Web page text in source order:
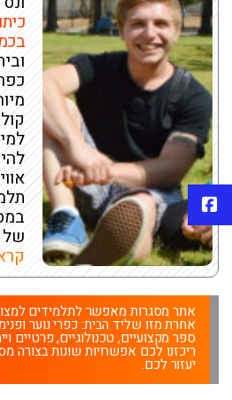
של
אתר מסגרות מאפשר לתלמידים
אחרת מזו שליד הבית: כפרי נוער
ספר מקצועיים, טכנולוגיים, פרטיים
ריכזנו לכם אפשרויות שונות בצורה
יעזור לכם.
פייסבוק